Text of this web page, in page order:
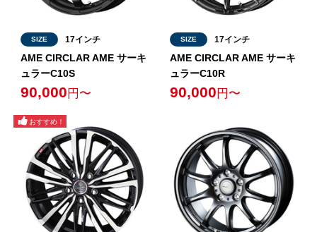
SIZE 17インチ
AME CIRCLAR AME サーキ
ュラーC10S
90,000 円〜
SIZE 17インチ
AME CIRCLAR AME サーキ
ュラーC10R
90,000 円〜